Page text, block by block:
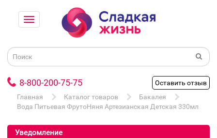
8-800-200-75-75
Оставить отзыв
Главная
Каталог товаров
Бакалея
Вода Питьевая ФрутоНяня Артезианская Детская 330мл
Уведомление